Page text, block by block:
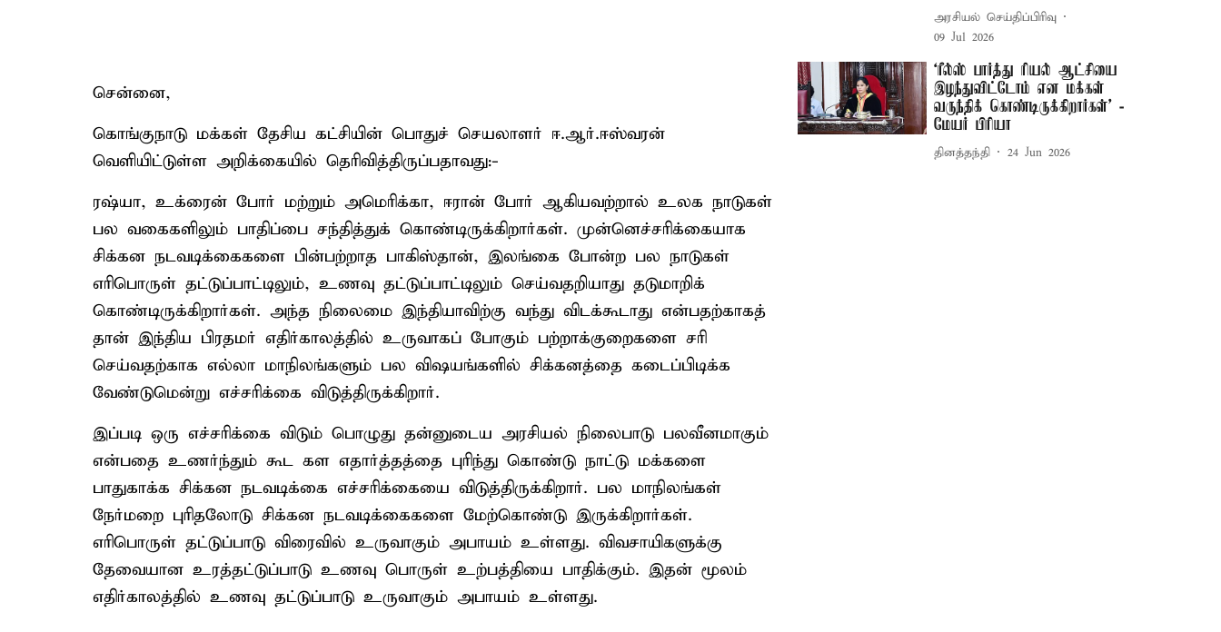
சென்னை,
கொங்குநாடு மக்கள் தேசிய கட்சியின் பொதுச் செயலாளர் ஈ.ஆர்.ஈஸ்வரன்
வெளியிட்டுள்ள அறிக்கையில் தெரிவித்திருப்பதாவது:-
ரஷ்யா, உக்ரைன் போர் மற்றும் அமெரிக்கா, ஈரான் போர் ஆகியவற்றால் உலக நாடுகள்
பல வகைகளிலும் பாதிப்பை சந்தித்துக் கொண்டிருக்கிறார்கள். முன்னெச்சரிக்கையாக
சிக்கன நடவடிக்கைகளை பின்பற்றாத பாகிஸ்தான், இலங்கை போன்ற பல நாடுகள்
எரிபொருள் தட்டுப்பாட்டிலும், உணவு தட்டுப்பாட்டிலும் செய்வதறியாது தடுமாறிக்
கொண்டிருக்கிறார்கள். அந்த நிலைமை இந்தியாவிற்கு வந்து விடக்கூடாது என்பதற்காகத்
தான் இந்திய பிரதமர் எதிர்காலத்தில் உருவாகப் போகும் பற்றாக்குறைகளை சரி
செய்வதற்காக எல்லா மாநிலங்களும் பல விஷயங்களில் சிக்கனத்தை கடைப்பிடிக்க
வேண்டுமென்று எச்சரிக்கை விடுத்திருக்கிறார்.
இப்படி ஒரு எச்சரிக்கை விடும் பொழுது தன்னுடைய அரசியல் நிலைபாடு பலவீனமாகும்
என்பதை உணர்ந்தும் கூட கள எதார்த்தத்தை புரிந்து கொண்டு நாட்டு மக்களை
பாதுகாக்க சிக்கன நடவடிக்கை எச்சரிக்கையை விடுத்திருக்கிறார். பல மாநிலங்கள்
நேர்மறை புரிதலோடு சிக்கன நடவடிக்கைகளை மேற்கொண்டு இருக்கிறார்கள்.
எரிபொருள் தட்டுப்பாடு விரைவில் உருவாகும் அபாயம் உள்ளது. விவசாயிகளுக்கு
தேவையான உரத்தட்டுப்பாடு உணவு பொருள் உற்பத்தியை பாதிக்கும். இதன் மூலம்
எதிர்காலத்தில் உணவு தட்டுப்பாடு உருவாகும் அபாயம் உள்ளது.
அரசியல் செய்திப்பிரிவு
09 Jul 2026
‘ரீல்ஸ் பார்த்து ரியல் ஆட்சியை
இழந்துவிட்டோம் என மக்கள்
வருந்திக் கொண்டிருக்கிறார்கள்’ -
மேயர் பிரியா
தினத்தந்தி 24 Jun 2026